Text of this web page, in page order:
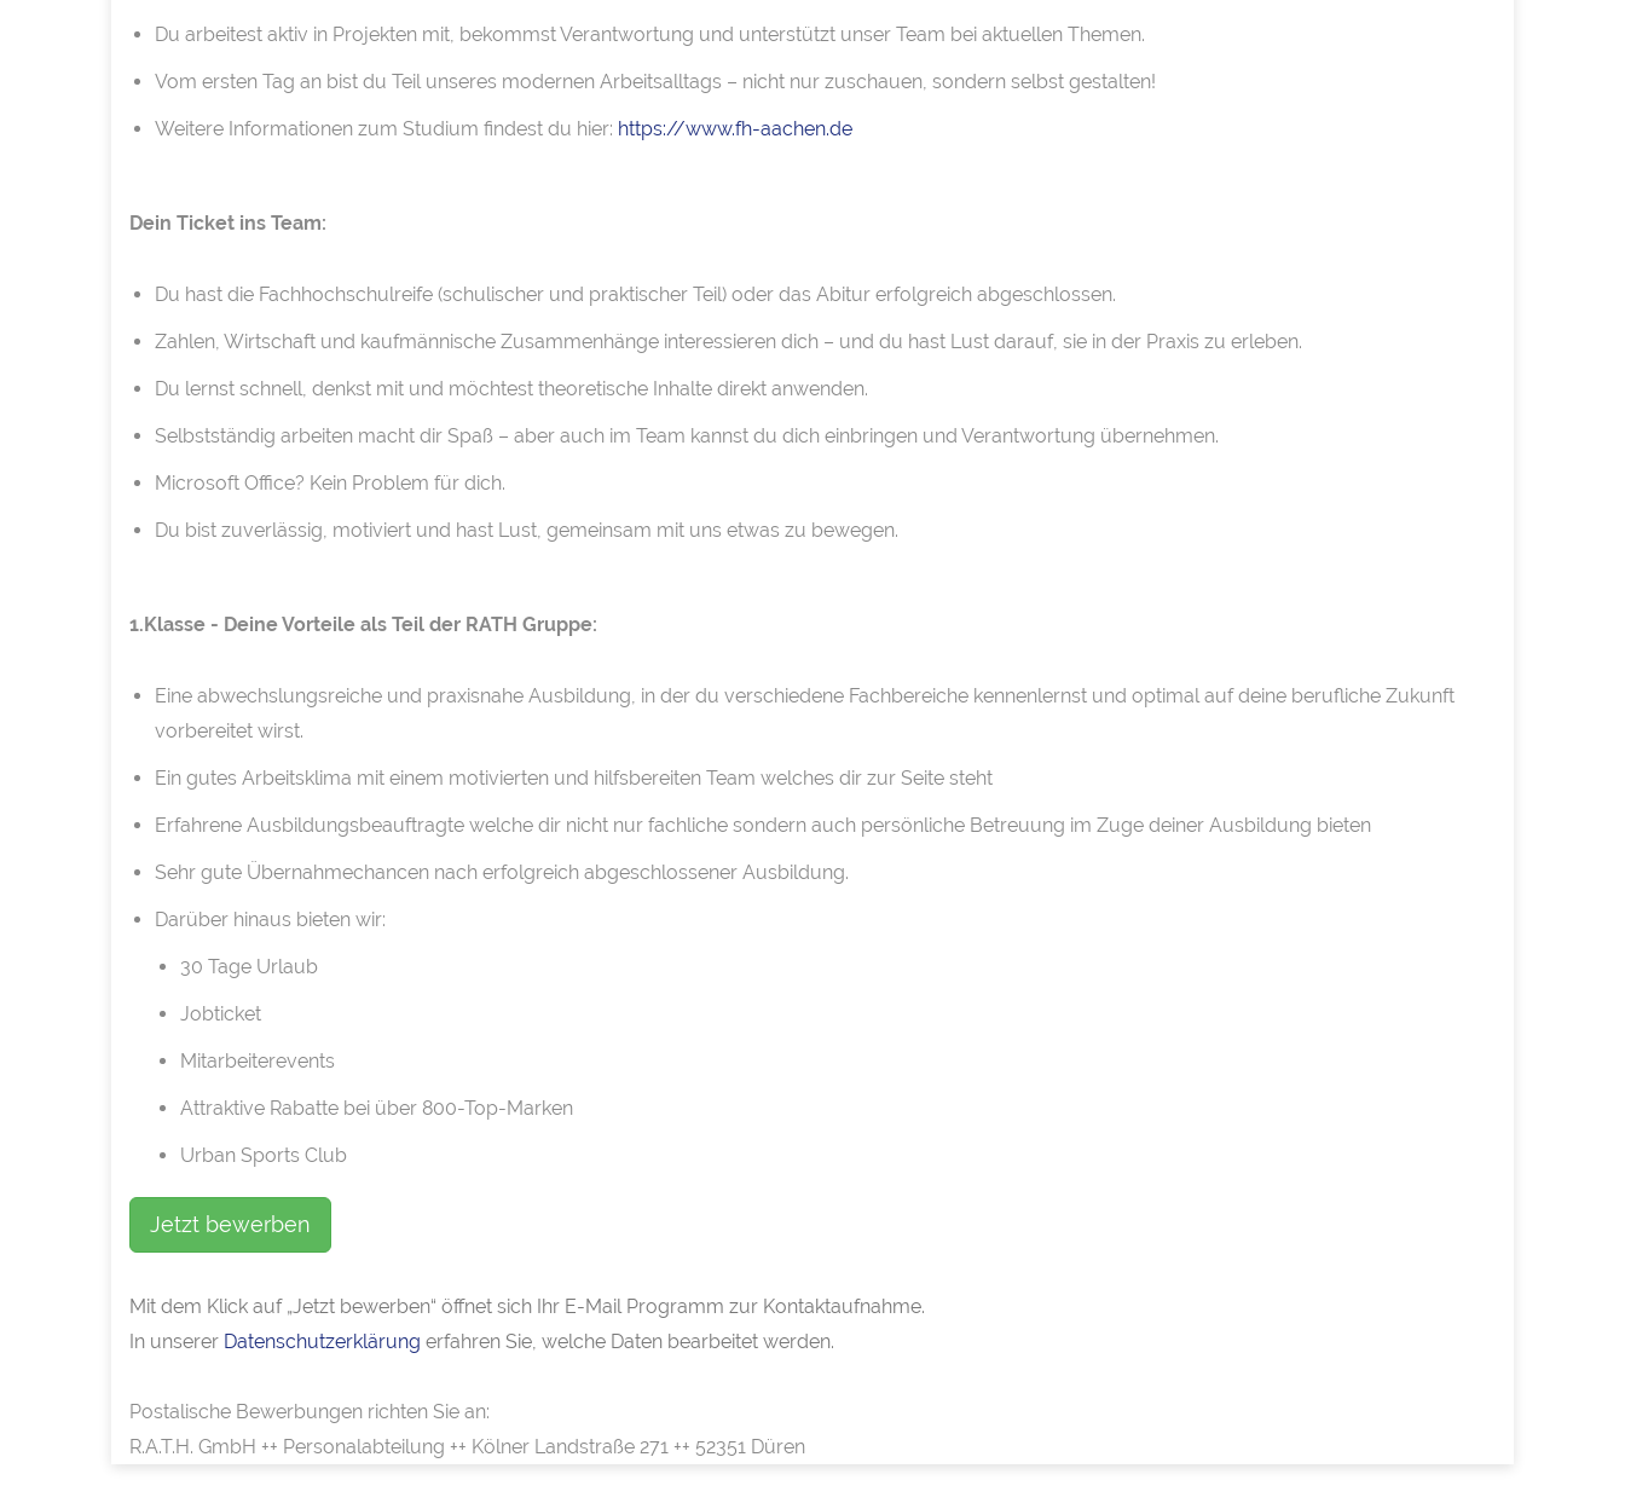
Du arbeitest aktiv in Projekten mit, bekommst Verantwortung und unterstützt unser Team bei aktuellen Themen.
Vom ersten Tag an bist du Teil unseres modernen Arbeitsalltags – nicht nur zuschauen, sondern selbst gestalten!
Weitere Informationen zum Studium findest du hier: https://www.fh-aachen.de
Dein Ticket ins Team:
Du hast die Fachhochschulreife (schulischer und praktischer Teil) oder das Abitur erfolgreich abgeschlossen.
Zahlen, Wirtschaft und kaufmännische Zusammenhänge interessieren dich – und du hast Lust darauf, sie in der Praxis zu erleben.
Du lernst schnell, denkst mit und möchtest theoretische Inhalte direkt anwenden.
Selbstständig arbeiten macht dir Spaß – aber auch im Team kannst du dich einbringen und Verantwortung übernehmen.
Microsoft Office? Kein Problem für dich.
Du bist zuverlässig, motiviert und hast Lust, gemeinsam mit uns etwas zu bewegen.
1.Klasse - Deine Vorteile als Teil der RATH Gruppe:
Eine abwechslungsreiche und praxisnahe Ausbildung, in der du verschiedene Fachbereiche kennenlernst und optimal auf deine berufliche Zukunft
vorbereitet wirst.
Ein gutes Arbeitsklima mit einem motivierten und hilfsbereiten Team welches dir zur Seite steht
Erfahrene Ausbildungsbeauftragte welche dir nicht nur fachliche sondern auch persönliche Betreuung im Zuge deiner Ausbildung bieten
Sehr gute Übernahmechancen nach erfolgreich abgeschlossener Ausbildung.
Darüber hinaus bieten wir:
30 Tage Urlaub
Jobticket
Mitarbeiterevents
Attraktive Rabatte bei über 800-Top-Marken
Urban Sports Club
Jetzt bewerben
Mit dem Klick auf „Jetzt bewerben“ öffnet sich Ihr E-Mail Programm zur Kontaktaufnahme.
In unserer Datenschutzerklärung erfahren Sie, welche Daten bearbeitet werden.
Postalische Bewerbungen richten Sie an:
R.A.T.H. GmbH ++ Personalabteilung ++ Kölner Landstraße 271 ++ 52351 Düren